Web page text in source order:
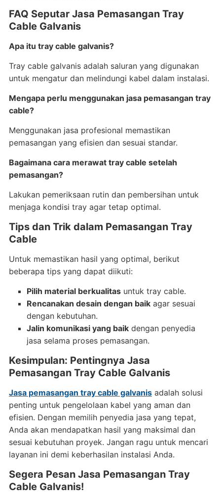
FAQ Seputar Jasa Pemasangan Tray
Cable Galvanis
Apa itu tray cable galvanis?
Tray cable galvanis adalah saluran yang digunakan
untuk mengatur dan melindungi kabel dalam instalasi.
Mengapa perlu menggunakan jasa pemasangan tray
cable?
Menggunakan jasa profesional memastikan
pemasangan yang efisien dan sesuai standar.
Bagaimana cara merawat tray cable setelah
pemasangan?
Lakukan pemeriksaan rutin dan pembersihan untuk
menjaga kondisi tray agar tetap optimal.
Tips dan Trik dalam Pemasangan Tray
Cable
Untuk memastikan hasil yang optimal, berikut
beberapa tips yang dapat diikuti:
Pilih material berkualitasuntuk tray cable.
Rencanakan desain dengan baikagar sesuai
dengan kebutuhan.
Jalin komunikasi yang baikdengan penyedia
jasa selama proses pemasangan.
Kesimpulan: Pentingnya Jasa
Pemasangan Tray Cable Galvanis
Jasa pemasangan tray cable galvanisadalah solusi
penting untuk pengelolaan kabel yang aman dan
efisien. Dengan memilih penyedia jasa yang tepat,
Anda akan mendapatkan hasil yang maksimal dan
sesuai kebutuhan proyek. Jangan ragu untuk mencari
layanan ini demi keberhasilan instalasi Anda.
Segera Pesan Jasa Pemasangan Tray
Cable Galvanis!